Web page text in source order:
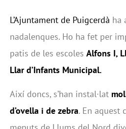
L’Ajuntament de Puigcerdà ha
nadalenques. Ho ha fet per
patis de les escoles Alfons I,
Llar d’Infants Municipal.
Així doncs, s’han instal·lat
d’ovella i de zebra. En aquest